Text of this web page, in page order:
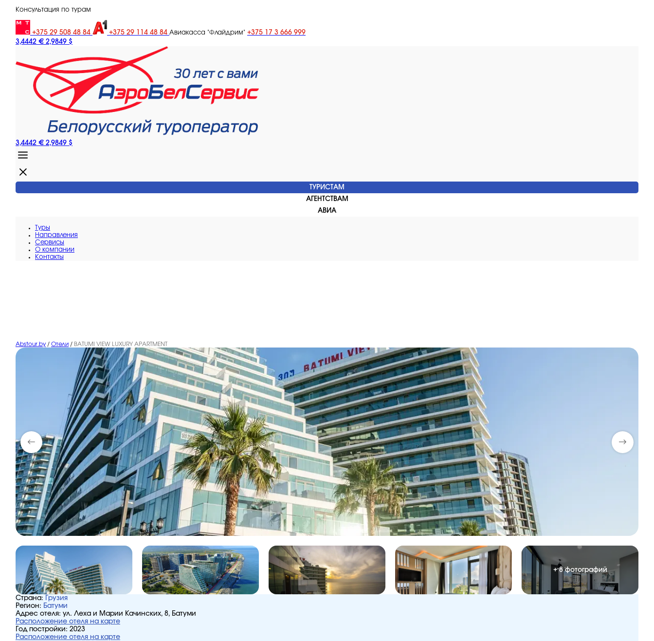
Консультация по турам
+375 29 508 48 84 +375 29 114 48 84 Авиакасса "Флайдрим" +375 17 3 666 999
3,4442 € 2,9849 $
3,4442 € 2,9849 $
ТУРИСТАМ
АГЕНТСТВАМ
АВИА
Туры
Направления
Сервисы
O компании
Контакты
Abstour.by / Отели / BATUMI VIEW LUXURY APARTMENT
+ 8 фотографий
Страна:
Грузия
Регион: Батуми
Адрес отеля: ул. Леха и Марии Качинских, 8, Батуми
Расположение отеля на карте
Год постройки: 2023
Расположение отеля на карте